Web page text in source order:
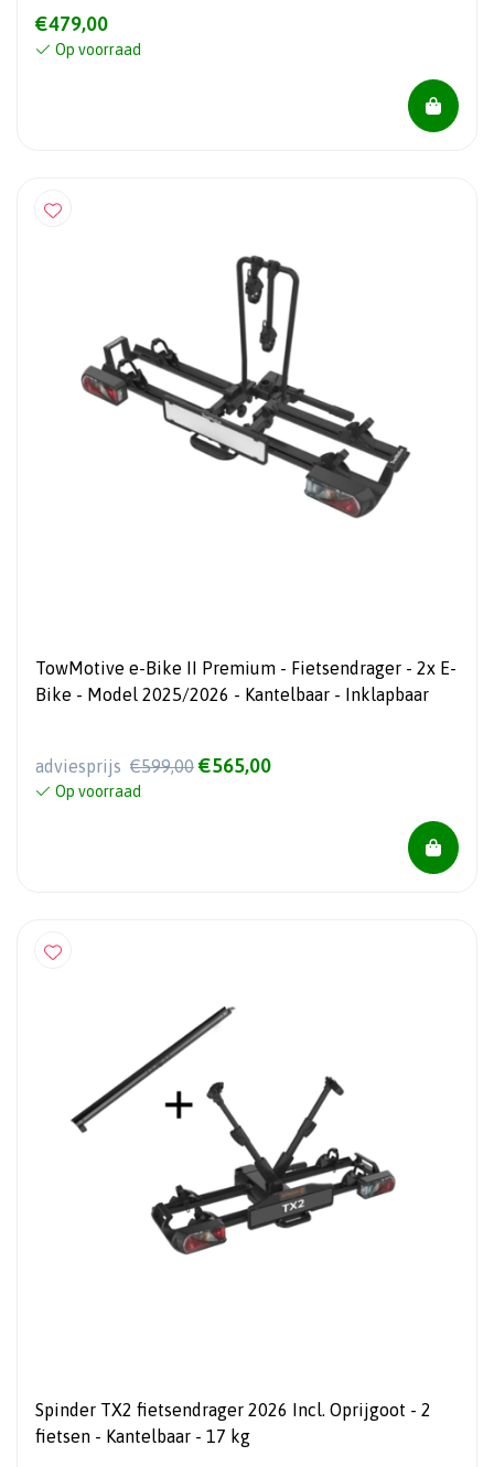
€479,00
Op voorraad
TowMotive e-Bike II Premium - Fietsendrager - 2x E-
Bike - Model 2025/2026 - Kantelbaar - Inklapbaar
adviesprijs €599,00 €565,00
Op voorraad
Spinder TX2 fietsendrager 2026 Incl. Oprijgoot - 2
fietsen - Kantelbaar - 17 kg